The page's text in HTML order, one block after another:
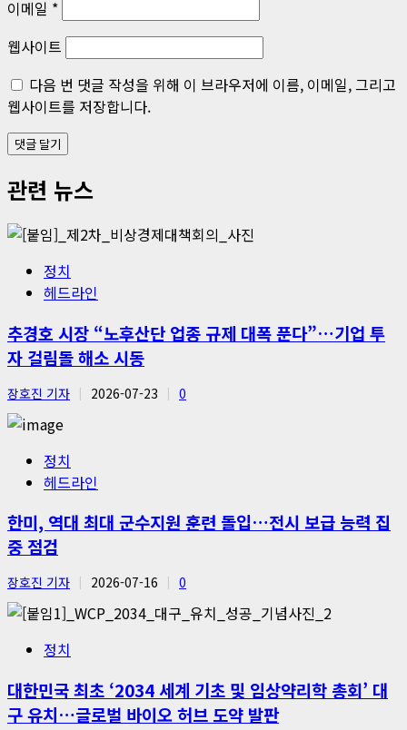
이메일 *
웹사이트
다음 번 댓글 작성을 위해 이 브라우저에 이름, 이메일, 그리고
웹사이트를 저장합니다.
관련 뉴스
정치
헤드라인
추경호 시장 “노후산단 업종 규제 대폭 푼다”…기업 투
자 걸림돌 해소 시동
장호진 기자 2026-07-23 0
정치
헤드라인
한미, 역대 최대 군수지원 훈련 돌입…전시 보급 능력 집
중 점검
장호진 기자 2026-07-16 0
정치
대한민국 최초 ‘2034 세계 기초 및 임상약리학 총회’ 대
구 유치…글로벌 바이오 허브 도약 발판